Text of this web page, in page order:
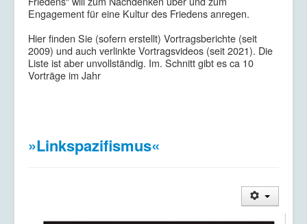
Engagement für eine Kultur des Friedens anregen.
Hier finden Sie (sofern erstellt) Vortragsberichte (seit
2009) und auch verlinkte Vortragsvideos (seit 2021). Die
Liste ist aber unvollständig. Im. Schnitt gibt es ca 10
Vorträge im Jahr
»Linkspazifismus«